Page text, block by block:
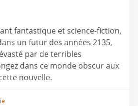
fantastique et science-fiction,
un futur des années 2135,
par de terribles
dans ce monde obscur aux
nouvelle.